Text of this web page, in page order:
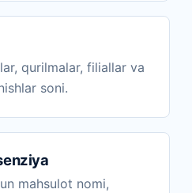
qurilmalar, filiallar va
soni.
mahsulot nomi,